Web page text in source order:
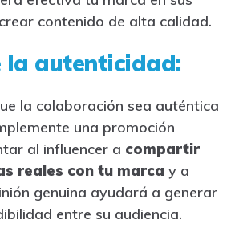
contenido de alta calidad.
la autenticidad:
la colaboración sea auténtica
una promoción
al influencer a compartir
reales con tu marca y a
genuina ayudará a generar
entre su audiencia.